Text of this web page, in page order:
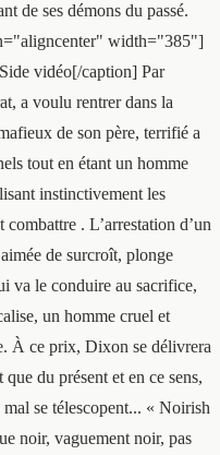
de ses démons du passé.
width="385"]
vidéo[/caption] Par
a voulu rentrer dans la
de son père, terrifié a
tout en étant un homme
instinctivement les
. L’arrestation d’un
de surcroît, plonge
va le conduire au sacrifice,
un homme cruel et
À ce prix, Dixon se délivrera
du présent et en ce sens,
se télescopent... « Noirish
noir, vaguement noir, pas